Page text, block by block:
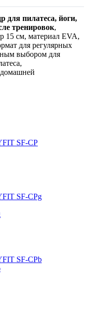
для пилатеса, йоги,
тренировок,
15 см, материал EVA,
для регулярных
выбором для